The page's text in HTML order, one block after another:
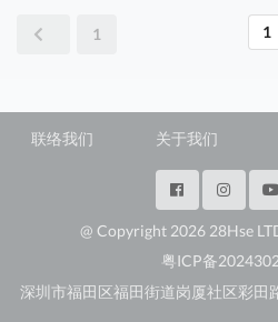
1 1
联络我们 关于我们
@ Copyright 2026 28Hse
粤ICP备
深圳市福田区福田街道岗厦社区彩田